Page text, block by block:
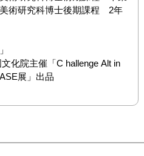
術研究科博士後期課程　2年
化院主催「C hallenge Alt in
展」出品